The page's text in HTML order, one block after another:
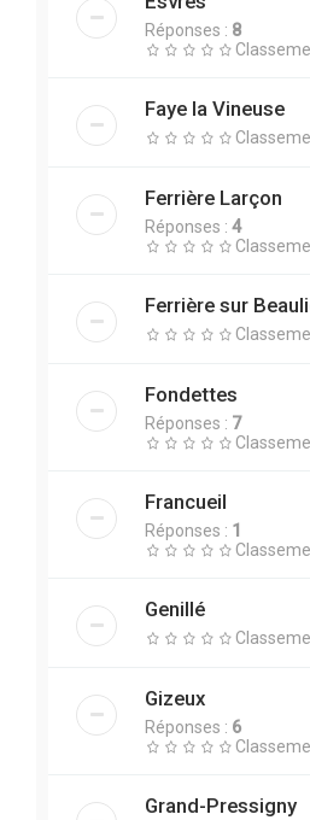
Réponses : 8
Faye la Vineuse
Ferrière Larçon
Réponses : 4
Ferrière sur
Fondettes
Réponses : 7
Francueil
Réponses : 1
Genillé
Gizeux
Réponses : 6
Grand-Pressigny